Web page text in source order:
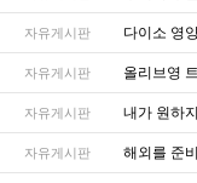
자유게시판 다이소 영
자유게시판 올리브영
자유게시판 내가 원하
자유게시판 해외를 준